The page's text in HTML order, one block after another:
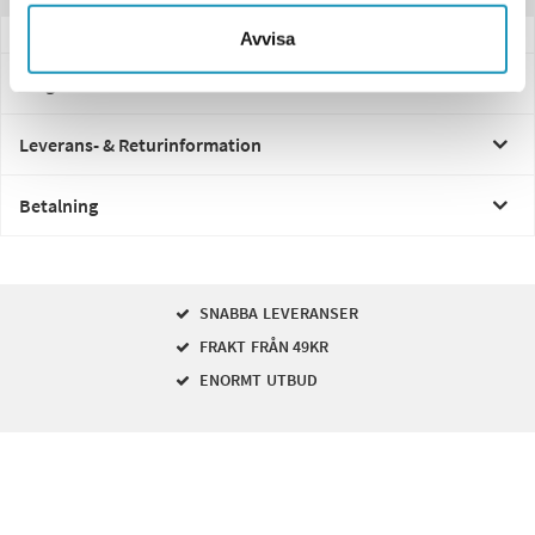
Avvisa
Leverans- & Returinformation
Betalning
SNABBA LEVERANSER
FRAKT FRÅN 49KR
ENORMT UTBUD